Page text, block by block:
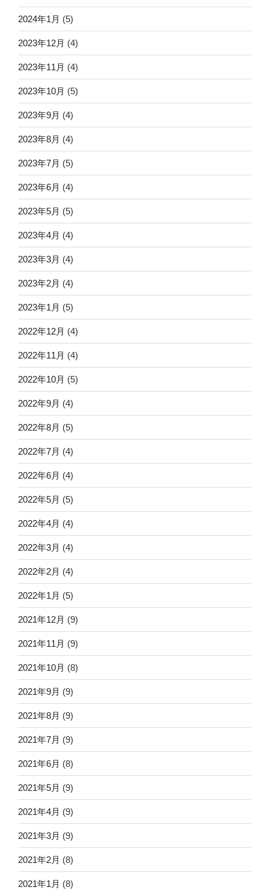
2024年1月 (5)
2023年12月 (4)
2023年11月 (4)
2023年10月 (5)
2023年9月 (4)
2023年8月 (4)
2023年7月 (5)
2023年6月 (4)
2023年5月 (5)
2023年4月 (4)
2023年3月 (4)
2023年2月 (4)
2023年1月 (5)
2022年12月 (4)
2022年11月 (4)
2022年10月 (5)
2022年9月 (4)
2022年8月 (5)
2022年7月 (4)
2022年6月 (4)
2022年5月 (5)
2022年4月 (4)
2022年3月 (4)
2022年2月 (4)
2022年1月 (5)
2021年12月 (9)
2021年11月 (9)
2021年10月 (8)
2021年9月 (9)
2021年8月 (9)
2021年7月 (9)
2021年6月 (8)
2021年5月 (9)
2021年4月 (9)
2021年3月 (9)
2021年2月 (8)
2021年1月 (8)